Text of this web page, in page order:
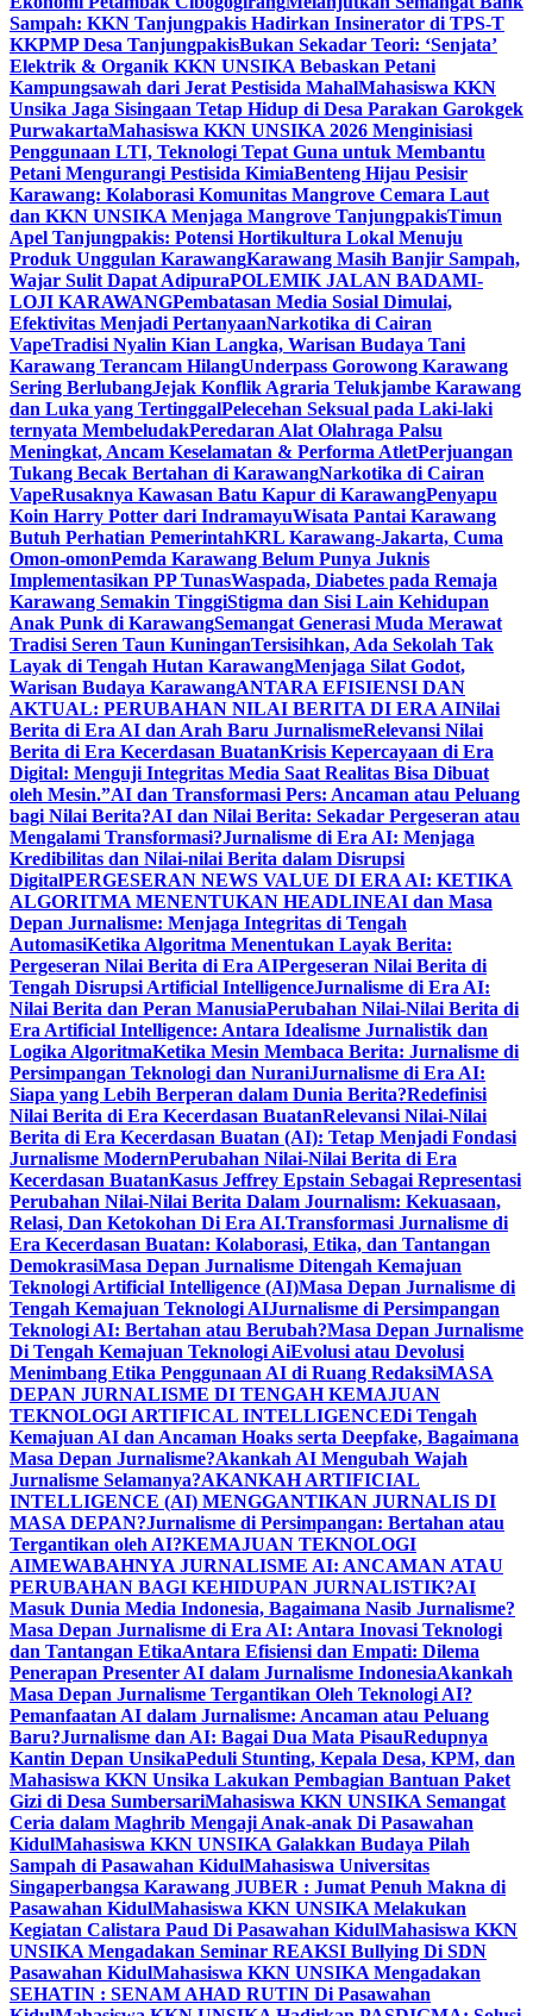
Sampah: KKN Tanjungpakis Hadirkan Insinerator di TPS-T
KKPMP Desa TanjungpakisBukan Sekadar Teori: ‘Senjata’
Elektrik & Organik KKN UNSIKA Bebaskan Petani
Kampungsawah dari Jerat Pestisida MahalMahasiswa KKN
Unsika Jaga Sisingaan Tetap Hidup di Desa Parakan Garokgek
PurwakartaMahasiswa KKN UNSIKA 2026 Menginisiasi
Penggunaan LTI, Teknologi Tepat Guna untuk Membantu
Petani Mengurangi Pestisida KimiaBenteng Hijau Pesisir
Karawang: Kolaborasi Komunitas Mangrove Cemara Laut
dan KKN UNSIKA Menjaga Mangrove TanjungpakisTimun
Apel Tanjungpakis: Potensi Hortikultura Lokal Menuju
Produk Unggulan KarawangKarawang Masih Banjir Sampah,
Wajar Sulit Dapat AdipuraPOLEMIK JALAN BADAMI-
LOJI KARAWANGPembatasan Media Sosial Dimulai,
Efektivitas Menjadi PertanyaanNarkotika di Cairan
VapeTradisi Nyalin Kian Langka, Warisan Budaya Tani
Karawang Terancam HilangUnderpass Gorowong Karawang
Sering BerlubangJejak Konflik Agraria Telukjambe Karawang
dan Luka yang TertinggalPelecehan Seksual pada Laki-laki
ternyata MembeludakPeredaran Alat Olahraga Palsu
Meningkat, Ancam Keselamatan & Performa AtletPerjuangan
Tukang Becak Bertahan di KarawangNarkotika di Cairan
VapeRusaknya Kawasan Batu Kapur di KarawangPenyapu
Koin Harry Potter dari IndramayuWisata Pantai Karawang
Butuh Perhatian PemerintahKRL Karawang-Jakarta, Cuma
Omon-omonPemda Karawang Belum Punya Juknis
Implementasikan PP TunasWaspada, Diabetes pada Remaja
Karawang Semakin TinggiStigma dan Sisi Lain Kehidupan
Anak Punk di KarawangSemangat Generasi Muda Merawat
Tradisi Seren Taun KuninganTersisihkan, Ada Sekolah Tak
Layak di Tengah Hutan KarawangMenjaga Silat Godot,
Warisan Budaya KarawangANTARA EFISIENSI DAN
AKTUAL: PERUBAHAN NILAI BERITA DI ERA AINilai
Berita di Era AI dan Arah Baru JurnalismeRelevansi Nilai
Berita di Era Kecerdasan BuatanKrisis Kepercayaan di Era
Digital: Menguji Integritas Media Saat Realitas Bisa Dibuat
oleh Mesin.”AI dan Transformasi Pers: Ancaman atau Peluang
bagi Nilai Berita?AI dan Nilai Berita: Sekadar Pergeseran atau
Mengalami Transformasi?Jurnalisme di Era AI: Menjaga
Kredibilitas dan Nilai-nilai Berita dalam Disrupsi
DigitalPERGESERAN NEWS VALUE DI ERA AI: KETIKA
ALGORITMA MENENTUKAN HEADLINEAI dan Masa
Depan Jurnalisme: Menjaga Integritas di Tengah
AutomasiKetika Algoritma Menentukan Layak Berita:
Pergeseran Nilai Berita di Era AIPergeseran Nilai Berita di
Tengah Disrupsi Artificial IntelligenceJurnalisme di Era AI:
Nilai Berita dan Peran ManusiaPerubahan Nilai-Nilai Berita di
Era Artificial Intelligence: Antara Idealisme Jurnalistik dan
Logika AlgoritmaKetika Mesin Membaca Berita: Jurnalisme di
Persimpangan Teknologi dan NuraniJurnalisme di Era AI:
Siapa yang Lebih Berperan dalam Dunia Berita?Redefinisi
Nilai Berita di Era Kecerdasan BuatanRelevansi Nilai-Nilai
Berita di Era Kecerdasan Buatan (AI): Tetap Menjadi Fondasi
Jurnalisme ModernPerubahan Nilai-Nilai Berita di Era
Kecerdasan BuatanKasus Jeffrey Epstain Sebagai Representasi
Perubahan Nilai-Nilai Berita Dalam Journalism: Kekuasaan,
Relasi, Dan Ketokohan Di Era AI.Transformasi Jurnalisme di
Era Kecerdasan Buatan: Kolaborasi, Etika, dan Tantangan
DemokrasiMasa Depan Jurnalisme Ditengah Kemajuan
Teknologi Artificial Intelligence (AI)Masa Depan Jurnalisme di
Tengah Kemajuan Teknologi AIJurnalisme di Persimpangan
Teknologi AI: Bertahan atau Berubah?Masa Depan Jurnalisme
Di Tengah Kemajuan Teknologi AiEvolusi atau Devolusi
Menimbang Etika Penggunaan AI di Ruang RedaksiMASA
DEPAN JURNALISME DI TENGAH KEMAJUAN
TEKNOLOGI ARTIFICAL INTELLIGENCEDi Tengah
Kemajuan AI dan Ancaman Hoaks serta Deepfake, Bagaimana
Masa Depan Jurnalisme?Akankah AI Mengubah Wajah
Jurnalisme Selamanya?AKANKAH ARTIFICIAL
INTELLIGENCE (AI) MENGGANTIKAN JURNALIS DI
MASA DEPAN?Jurnalisme di Persimpangan: Bertahan atau
Tergantikan oleh AI?KEMAJUAN TEKNOLOGI
AIMEWABAHNYA JURNALISME AI: ANCAMAN ATAU
PERUBAHAN BAGI KEHIDUPAN JURNALISTIK?AI
Masuk Dunia Media Indonesia, Bagaimana Nasib Jurnalisme?
Masa Depan Jurnalisme di Era AI: Antara Inovasi Teknologi
dan Tantangan EtikaAntara Efisiensi dan Empati: Dilema
Penerapan Presenter AI dalam Jurnalisme IndonesiaAkankah
Masa Depan Jurnalisme Tergantikan Oleh Teknologi AI?
Pemanfaatan AI dalam Jurnalisme: Ancaman atau Peluang
Baru?Jurnalisme dan AI: Bagai Dua Mata PisauRedupnya
Kantin Depan UnsikaPeduli Stunting, Kepala Desa, KPM, dan
Mahasiswa KKN Unsika Lakukan Pembagian Bantuan Paket
Gizi di Desa SumbersariMahasiswa KKN UNSIKA Semangat
Ceria dalam Maghrib Mengaji Anak-anak Di Pasawahan
KidulMahasiswa KKN UNSIKA Galakkan Budaya Pilah
Sampah di Pasawahan KidulMahasiswa Universitas
Singaperbangsa Karawang JUBER : Jumat Penuh Makna di
Pasawahan KidulMahasiswa KKN UNSIKA Melakukan
Kegiatan Calistara Paud Di Pasawahan KidulMahasiswa KKN
UNSIKA Mengadakan Seminar REAKSI Bullying Di SDN
Pasawahan KidulMahasiswa KKN UNSIKA Mengadakan
SEHATIN : SENAM AHAD RUTIN Di Pasawahan